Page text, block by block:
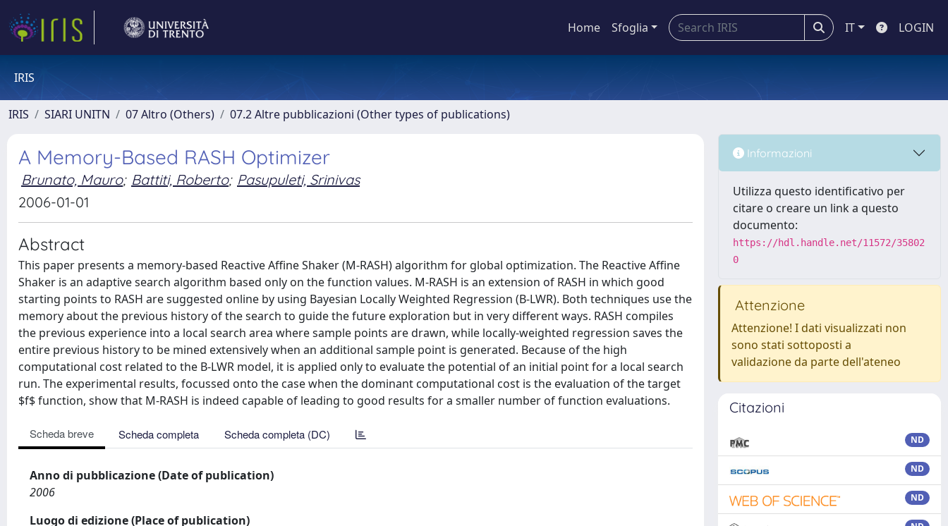
Home Sfoglia IT LOGIN
IRIS
IRIS SIARI UNITN 07 Altro (Others) 07.2 Altre pubblicazioni (Other types of publications)
A Memory-Based RASH Optimizer
Brunato, Mauro; Battiti, Roberto; Pasupuleti, Srinivas
2006-01-01
Abstract
This paper presents a memory-based Reactive Affine Shaker (M-RASH) algorithm for global optimization. The Reactive Affine
Shaker is an adaptive search algorithm based only on the function values. M-RASH is an extension of RASH in which good
starting points to RASH are suggested online by using Bayesian Locally Weighted Regression (B-LWR). Both techniques use the
memory about the previous history of the search to guide the future exploration but in very different ways. RASH compiles
the previous experience into a local search area where sample points are drawn, while locally-weighted regression saves the
entire previous history to be mined extensively when an additional sample point is generated. Because of the high
computational cost related to the B-LWR model, it is applied only to evaluate the potential of an initial point for a local search
run. The experimental results, focussed onto the case when the dominant computational cost is the evaluation of the target
$f$ function, show that M-RASH is indeed capable of leading to good results for a smaller number of function evaluations.
Scheda breve Scheda completa Scheda completa (DC)
Anno di pubblicazione (Date of publication)
2006
Luogo di edizione (Place of publication)
Informazioni
Utilizza questo identificativo per
citare o creare un link a questo
documento:
https://hdl.handle.net/11572/35802
0
Attenzione
Attenzione! I dati visualizzati non
sono stati sottoposti a
validazione da parte dell'ateneo
Citazioni
ND
ND
ND